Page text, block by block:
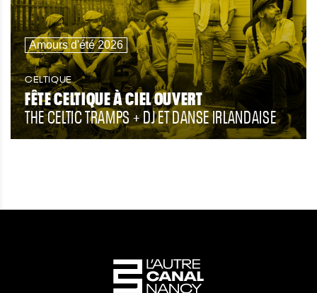
Amours d'été 2026
CELTIQUE
FÊTE CELTIQUE À CIEL OUVERT
THE CELTIC TRAMPS + DJ ET DANSE IRLANDAISE